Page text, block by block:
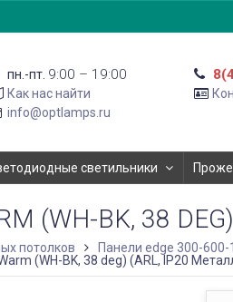
пн.-пт. 9:00 – 19:00
Как нас найти
info@optlamps.ru
светильники
(WH-BK, 38
потолков Панели edge 300-
(WH-BK, 38 deg) (ARL, IP20